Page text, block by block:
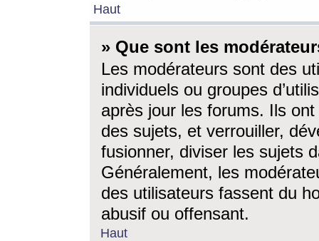
Haut
» Que sont les
Les modérateurs sont des
individuels ou groupes
après jour les forums. Ils ont
des sujets, et verrouiller,
fusionner, diviser les sujets
Généralement, les
des utilisateurs fassent du
abusif ou offensant.
Haut